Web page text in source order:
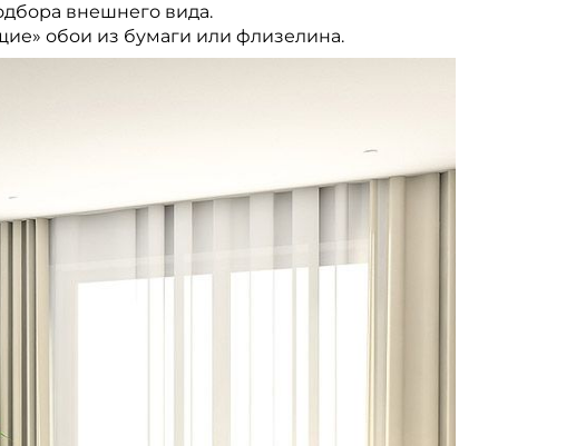
внешнего вида.
обои из бумаги или флизелина.